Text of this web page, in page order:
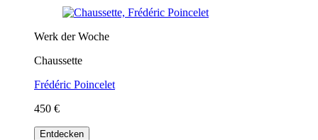
Werk der Woche
Chaussette
Frédéric Poincelet
450 €
Entdecken